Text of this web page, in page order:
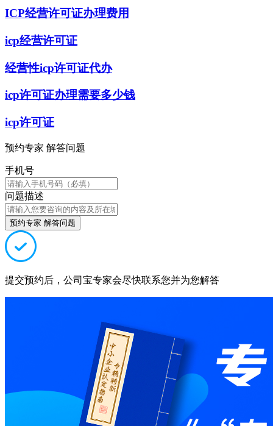
ICP经营许可证办理费用
icp经营许可证
经营性icp许可证代办
icp许可证办理需要多少钱
icp许可证
预约专家 解答问题
手机号
问题描述
预约专家 解答问题
提交预约后，公司宝专家会尽快联系您并为您解答